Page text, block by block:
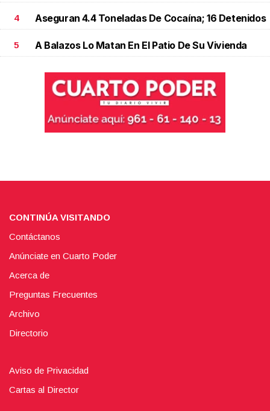
4 Aseguran 4.4 Toneladas De Cocaína; 16 Detenidos
5 A Balazos Lo Matan En El Patio De Su Vivienda
CONTINÚA VISITANDO
Contáctanos
Anúnciate en Cuarto Poder
Acerca de
Preguntas Frecuentes
Archivo
Directorio
Aviso de Privacidad
Cartas al Director